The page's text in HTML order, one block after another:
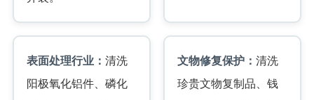
表面处理行业： 清洗
阳极氧化铝件、磷化
文物修复保护： 清洗
珍贵文物复制品、钱